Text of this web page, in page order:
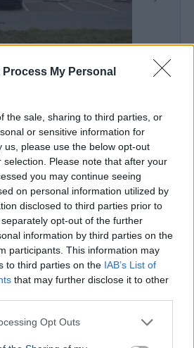
Process My Personal
the sale, sharing to third parties, or
or sensitive information for
us, please use the below opt-out
Please note that after your
you may continue seeing
on personal information utilized by
disclosed to third parties prior to
opt-out of the further
information by third parties on the
participants. This information may
to third parties on the IAB’s List of
that may further disclose it to other
Opt Outs
fizetünk az
átlag felét sem érik
a magyar élelmiszerárak az
érték el, míg a bérek
A szolgáltatások ára
27.
elhatárolódott a
saját előadó-
indít